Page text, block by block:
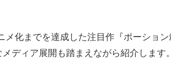
化までを達成した注目作『ポーション
ディア展開も踏まえながら紹介します。